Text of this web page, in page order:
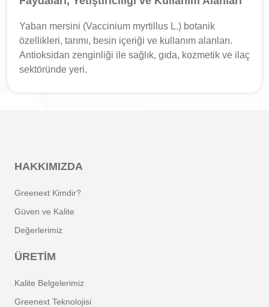
Yaban mersini (Vaccinium myrtillus L.) botanik
özellikleri, tarımı, besin içeriği ve kullanım alanları.
Antioksidan zenginliği ile sağlık, gıda, kozmetik ve ilaç
sektöründe yeri.
HAKKIMIZDA
Greenext Kimdir?
Güven ve Kalite
Değerlerimiz
ÜRETIM
Kalite Belgelerimiz
Greenext Teknolojisi